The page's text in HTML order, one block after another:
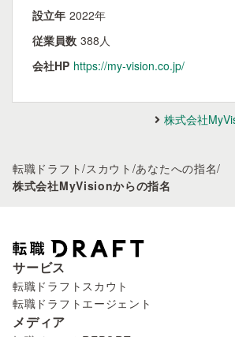
設立年 2022年
従業員数 388人
会社HP https://my-vision.co.jp/
株式会社
転職ドラフト/スカウト /あなたへの指名/
株式会社MyVisionからの指名
サービス
転職ドラフトスカウト
転職ドラフトエージェント
メディア